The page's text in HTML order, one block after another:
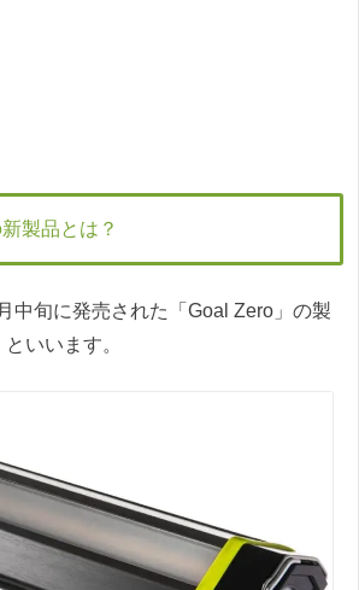
製品とは？
中旬に発売された「Goal Zero」の製
いいます。